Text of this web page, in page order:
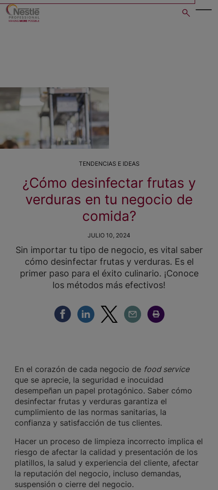
Skip
TENDENCIAS E IDEAS
¿Cómo desinfectar frutas y
verduras en tu negocio de
comida?
JULIO 10, 2024
Sin importar tu tipo de negocio, es vital saber
cómo desinfectar frutas y verduras. Es el
primer paso para el éxito culinario. ¡Conoce
los métodos más efectivos!
Compartir Facebook
Compartir Linkedin
Compartir Twitter
Compartir Email
Compartir Imprimir
En el corazón de cada negocio de food service
que se aprecie, la seguridad e inocuidad
desempeñan un papel protagónico. Saber cómo
desinfectar frutas y verduras garantiza el
cumplimiento de las normas sanitarias, la
confianza y satisfacción de tus clientes.
Hacer un proceso de limpieza incorrecto implica el
riesgo de afectar la calidad y presentación de los
platillos, la salud y experiencia del cliente, afectar
la reputación del negocio, incluso demandas,
suspensión o cierre del negocio.